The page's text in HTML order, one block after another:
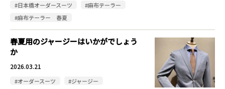
#日本橋オーダースーツ
#麻布テーラー
#麻布テーラー 春夏
春夏用のジャージーはいかがでしょう
か
2026.03.21
#オーダースーツ
#ジャージー